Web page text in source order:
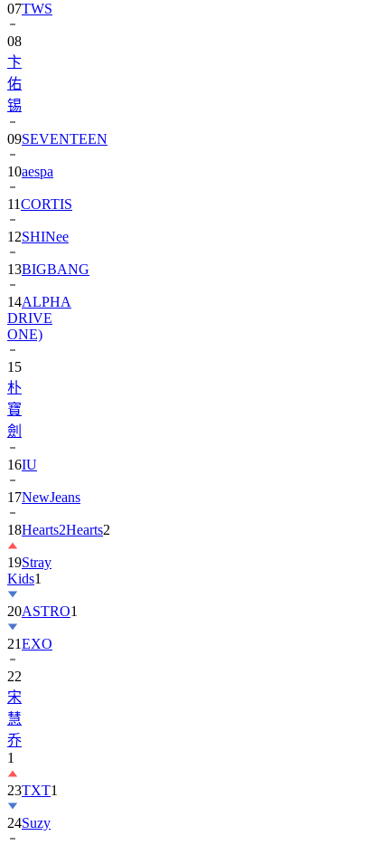
07TWS
08
卞
佑
锡
09SEVENTEEN
10aespa
11CORTIS
12SHINee
13BIGBANG
14ALPHA
DRIVE
ONE)
15
朴
寶
劍
16IU
17NewJeans
18Hearts2Hearts2
19Stray
Kids1
20ASTRO1
21EXO
22
宋
慧
乔
1
23TXT1
24Suzy